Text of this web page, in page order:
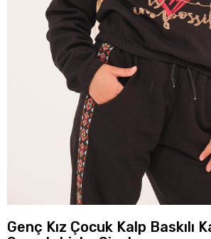
Genç Kız Çocuk Kalp Baskılı